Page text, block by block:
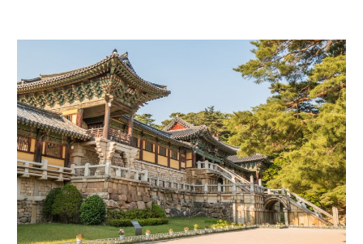
grotte
de
Seokguram
et
le
temple
Bulguksa
à
Gyeongju